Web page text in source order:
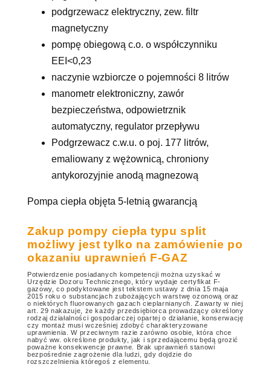
podgrzewacz elektryczny, zew. filtr
magnetyczny
pompę obiegową c.o. o współczynniku
EEI<0,23
naczynie wzbiorcze o pojemności 8 litrów
manometr elektroniczny, zawór
bezpieczeństwa, odpowietrznik
automatyczny, regulator przepływu
Podgrzewacz c.w.u. o poj. 177 litrów,
emaliowany z wężownicą, chroniony
antykorozyjnie anodą magnezową
Pompa ciepła objęta 5-letnią gwarancją
Zakup pompy ciepła typu split
możliwy jest tylko na zamówienie po
okazaniu uprawnień F-GAZ
Potwierdzenie posiadanych kompetencji można uzyskać w
Urzędzie Dozoru Technicznego, który wydaje certyfikat F-
gazowy, co podyktowane jest tekstem ustawy z dnia 15 maja
2015 roku o substancjach zubożających warstwę ozonową oraz
o niektórych fluorowanych gazach cieplarnianych. Zawarty w niej
art. 29 nakazuje, że każdy przedsiębiorca prowadzący określony
rodzaj działalności gospodarczej opartej o działanie, konserwację
czy montaż musi wcześniej zdobyć charakteryzowane
uprawnienia.W przeciwnym razie zarówno osobie, która chce
nabyć ww. określone produkty, jak i sprzedającemu będą grozić
poważne konsekwencje prawne. Brak uprawnień stanowi
bezpośrednie zagrożenie dla ludzi, gdy dojdzie do
rozszczelnienia któregoś z elementu.